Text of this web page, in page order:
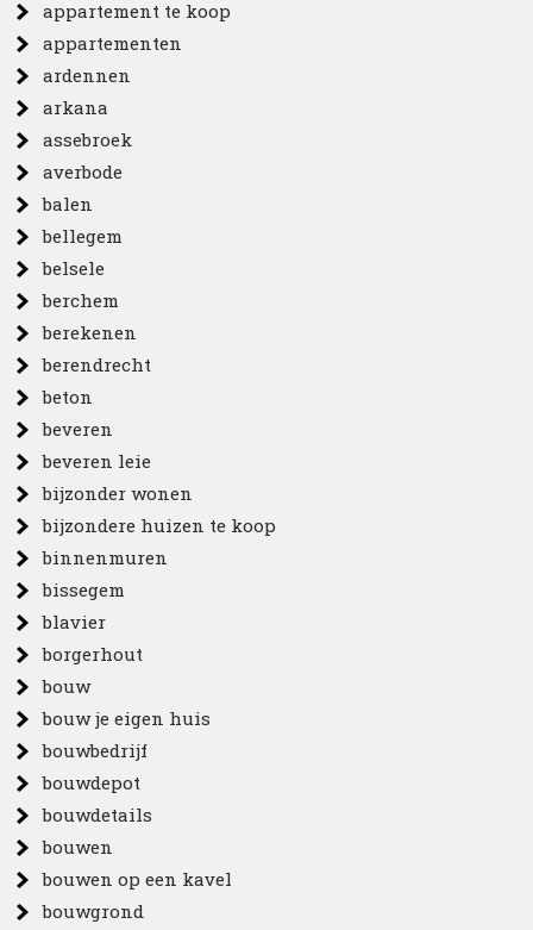
appartement te koop
appartementen
ardennen
arkana
assebroek
averbode
balen
bellegem
belsele
berchem
berekenen
berendrecht
beton
beveren
beveren leie
bijzonder wonen
bijzondere huizen te koop
binnenmuren
bissegem
blavier
borgerhout
bouw
bouw je eigen huis
bouwbedrijf
bouwdepot
bouwdetails
bouwen
bouwen op een kavel
bouwgrond